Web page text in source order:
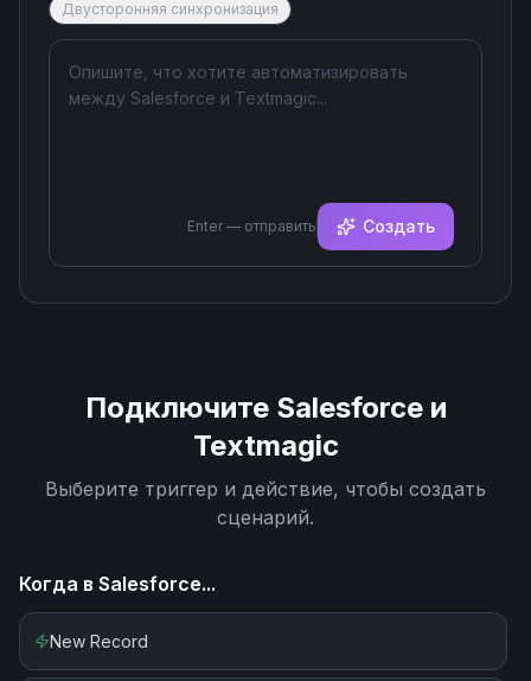
Двусторонняя синхронизация
Enter — отправить Создать
Подключите Salesforceи
Textmagic
Выберите триггер и действие, чтобы создать
сценарий.
Когда в Salesforce...
New Record